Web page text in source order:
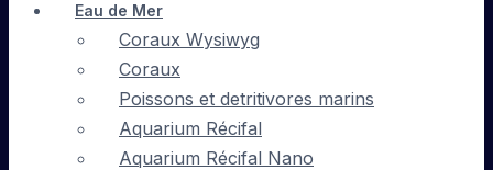
Eau de Mer
Coraux Wysiwyg
Coraux
Poissons et detritivores marins
Aquarium Récifal
Aquarium Récifal Nano